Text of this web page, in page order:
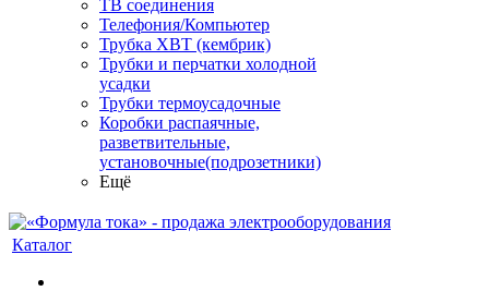
ТВ соединения
Телефония/Компьютер
Трубка ХВТ (кембрик)
Трубки и перчатки холодной
усадки
Трубки термоусадочные
Коробки распаячные,
разветвительные,
установочные(подрозетники)
Ещё
Каталог